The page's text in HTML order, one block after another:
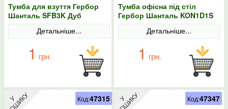
Тумба для взуття Гербор
Шанталь SFB3K Дуб
санремо світлий
Детальніше...
1 грн.
Тумба офісна під стіл
Гербор Шанталь KON1D1S
Дуб санремо світлий
Детальніше...
1 грн.
Код:47315 Код:47347